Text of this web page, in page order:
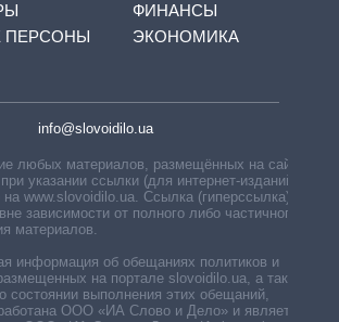
ПЕРСОНЫ
ФИНАНСЫ
ЭКОНОМИКА
info@slovoidilo.ua
любых материалов, размещённых на сайте,
указании ссылки (для интернет-изданий —
на www.slovoidilo.ua. Ссылка (гиперссылка)
зависимости от полного либо частичного
материалов.
информация об обещаниях политиков и
на портале slovoidilo.ua, а также
состоянии выполнения этих обещаний,
ООО «ИА Слово и Дело» и является